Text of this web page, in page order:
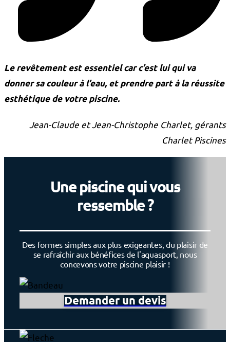
Le revêtement est essentiel car c’est lui qui va
donner sa couleur à l’eau, et prendre part à la réussite
esthétique de votre piscine.
Jean-Claude et Jean-Christophe Charlet, gérants
Charlet Piscines
Une piscine qui vous
ressemble ?
Des formes simples aux plus exigeantes, du plaisir de
se rafraîchir aux bénéfices de l'aquasport, nous
concevons votre piscine plaisir !
Demander un devis